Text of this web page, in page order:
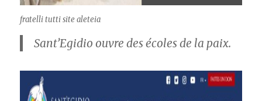
fratelli tutti site aleteia
Sant’Egidio ouvre des écoles de la paix.